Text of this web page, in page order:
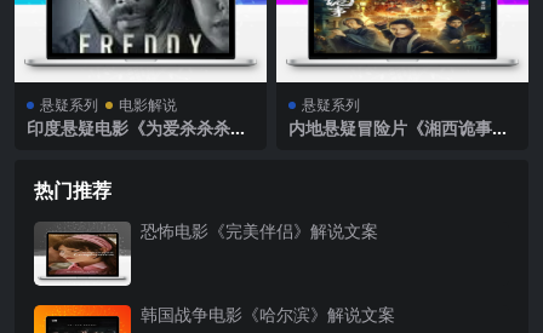
悬疑系列 电影解说
印度悬疑电影《为爱杀杀杀》
悬疑系列
内地悬疑冒险片《湘西诡事》
热门推荐
恐怖电影《完美伴侣》解说文案
韩国战争电影《哈尔滨》解说文案